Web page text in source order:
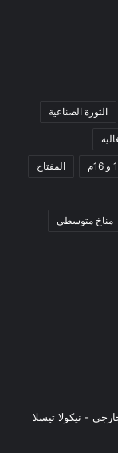
الثورة الصناعية
المفتاح
مناخ متوسطي
- نيكولا تيسلا